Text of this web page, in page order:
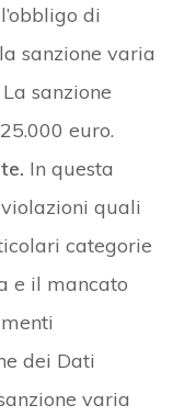
di
sanzione varia
sanzione
euro.
In questa
quali
categorie
e il mancato
dei Dati
varia